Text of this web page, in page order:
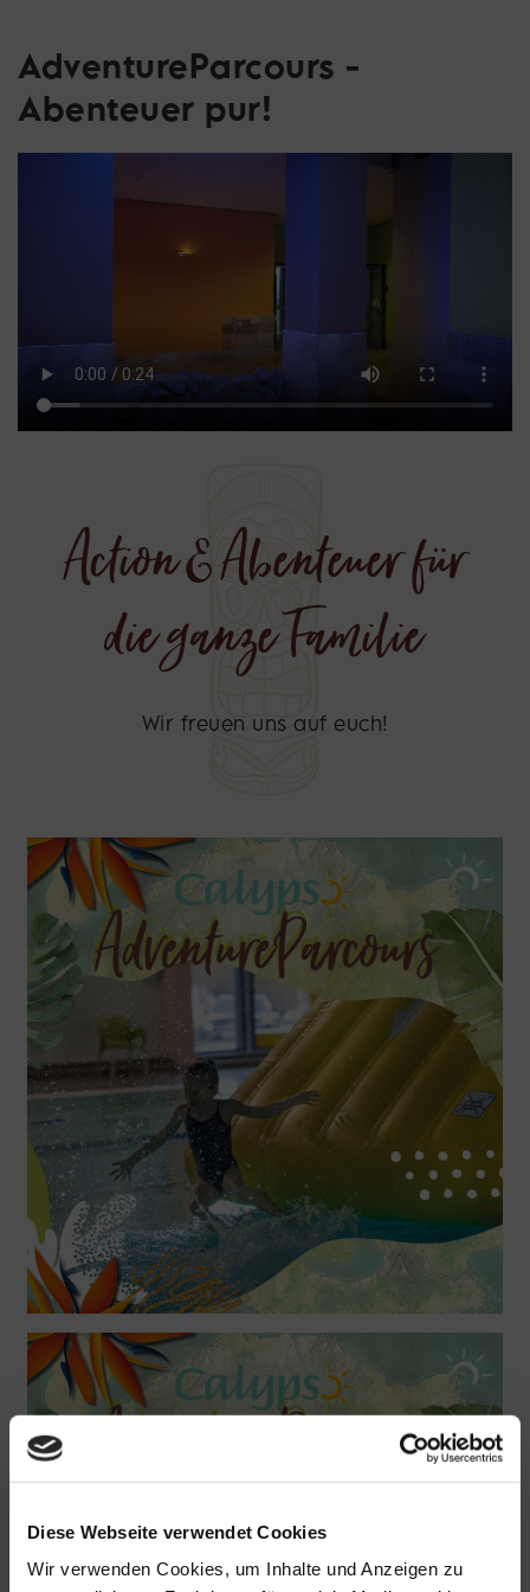
Diese Webseite verwendet Cookies
Wir verwenden Cookies, um Inhalte und Anzeigen zu
AdventureParcours -
Abenteuer pur!
Action & Abenteuer für
die ganze Familie
Wir freuen uns auf euch!